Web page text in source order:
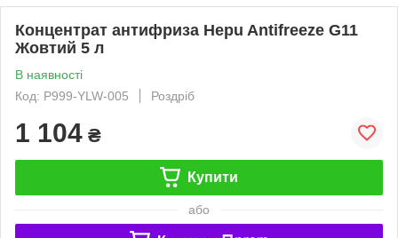
Концентрат антифриза Hepu Antifreeze G11
Жовтий 5 л
В наявності
Код: P999-YLW-005
Роздріб
1 104 ₴
Купити
або